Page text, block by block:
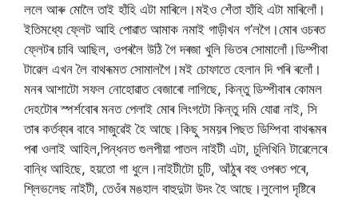
ললে আৰু মোলৈ তাই হাঁহি এটা মাৰিলে।মইও শেঁতা হাঁহি এটা মাৰিলোঁ।
ইতিমধ্যে ফ্লেট আহি পোৱাত আমাক নমাই গাড়ীখন গ’লগৈ।মোৰ ওচৰত
ফ্লেটৰ চাবি আছিল, ওপৰলৈ উঠি গৈ দৰজা খুলি ভিতৰ সোমালোঁ।ডিম্পীবা
টাৱেল এখন লৈ বাথৰূমত সোমালগৈ।মই চোফাতে হেলান দি পৰি ৰলোঁ।
মনৰ আশাটো সফল নোহোৱাত বেজাৰো লাগিছে, কিন্তু ডিম্পীবাৰ কোমল
দেহটোৰ স্পৰ্শবোৰ মনত পেলাই মোৰ লিংগটো কিন্তু দমি যোৱা নাই, সি
তাৰ কৰ্তব্যৰ বাবে সাজুৱেই হৈ আছে।কিছু সময়ৰ পিছত ডিম্পিবা বাথৰূমৰ
পৰা ওলাই আহিল,পিন্ধনত গুলপীয়া পাতল নাইটী এটা, চুলিখিনি টাৱেলেৰে
বান্ধি আহিছে, হয়তো গা ধুলে।নাইটীটো চুটি, আঁঠুৰ বহু ওপৰত পৰে,
শ্লিভলেছ নাইটী, তেওঁৰ মঙহাল বাহুদুটা উদং হৈ আছে।লুলোপ দৃষ্টিৰে